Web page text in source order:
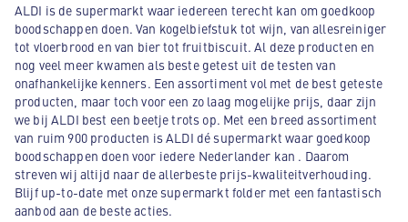
ALDI is de supermarkt waar iedereen terecht kan om goedkoop
boodschappen doen. Van kogelbiefstuk tot wijn, van allesreiniger
tot vloerbrood en van bier tot fruitbiscuit. Al deze producten en
nog veel meer kwamen als beste getest uit de testen van
onafhankelijke kenners. Een assortiment vol met de best geteste
producten, maar toch voor een zo laag mogelijke prijs, daar zijn
we bij ALDI best een beetje trots op. Met een breed assortiment
van ruim 900 producten is ALDI dé supermarkt waar goedkoop
boodschappen doen voor iedere Nederlander kan . Daarom
streven wij altijd naar de allerbeste prijs-kwaliteitverhouding.
Blijf up-to-date met onze supermarkt folder met een fantastisch
aanbod aan de beste acties.